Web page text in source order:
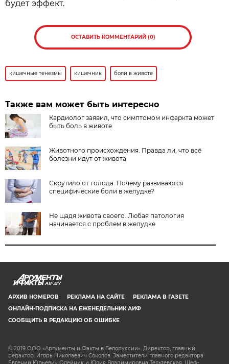
будет эффект.
ОСТАВИТЬ КОММЕНТАРИЙ (0)
кишечные тенезмы кишечник боли в животе
Также вам может быть интересно
Кардиолог заявил, что симптомом инфаркта может
быть боль в животе
Животного происхождения. Правда ли, что всё
болезни идут от живота
Скрутило от голода. Почему развиваются
специфические боли в желудке?
Не щадя живота своего. Любая патология
начинается с проблем в желудке
AIF.BY
АРХИВ НОМЕРОВ РЕКЛАМА НА САЙТЕ
РЕКЛАМА В ГАЗЕТЕ
ОНЛАЙН-ПОДПИСКА НА ЕЖЕНЕДЕЛЬНИК АИФ
СООБЩИТЬ В РЕДАКЦИЮ ОБ ОШИБКЕ
© 2019 ООО «Аргументы и Факты в Белоруссии». Директор, главный
редактор: Игорь Николаевич Соколов. Заместители главного редактора: